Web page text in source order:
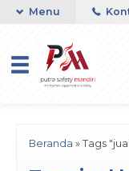
Whatsapp
Menu
Beranda » Tags